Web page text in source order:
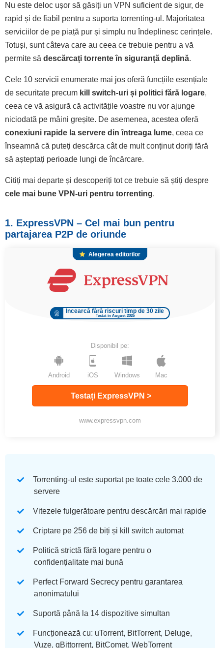
Nu este deloc ușor să găsiți un VPN suficient de sigur, de
rapid și de fiabil pentru a suporta torrenting-ul. Majoritatea
serviciilor de pe piață pur și simplu nu îndeplinesc cerințele.
Totuși, sunt câteva care au ceea ce trebuie pentru a vă
permite să descărcați torrente în siguranță deplină.
Cele 10 servicii enumerate mai jos oferă funcțiile esențiale
de securitate precum kill switch-uri și politici fără logare,
ceea ce vă asigură că activitățile voastre nu vor ajunge
niciodată pe mâini greșite. De asemenea, acestea oferă
conexiuni rapide la servere din întreaga lume, ceea ce
înseamnă că puteți descărca cât de mult conținut doriți fără
să așteptați perioade lungi de încărcare.
Citiți mai departe și descoperiți tot ce trebuie să știți despre
cele mai bune VPN-uri pentru torrenting.
1. ExpressVPN – Cel mai bun pentru
partajarea P2P de oriunde
Alegerea editorilor
Încearcă fără riscuri timp de 30 zile
Testat în August 2026
Disponibil pe:
Windows Mac
Android iOS
Testați ExpressVPN >
www.expressvpn.com
Torrenting-ul este suportat pe toate cele 3.000 de
servere
Vitezele fulgerătoare pentru descărcări mai rapide
Criptare pe 256 de biți și kill switch automat
Politică strictă fără logare pentru o
confidențialitate mai bună
Perfect Forward Secrecy pentru garantarea
anonimatului
Suportă până la 14 dispozitive simultan
Funcționează cu: uTorrent, BitTorrent, Deluge,
Vuze, qBittorrent, BitComet, WebTorrent